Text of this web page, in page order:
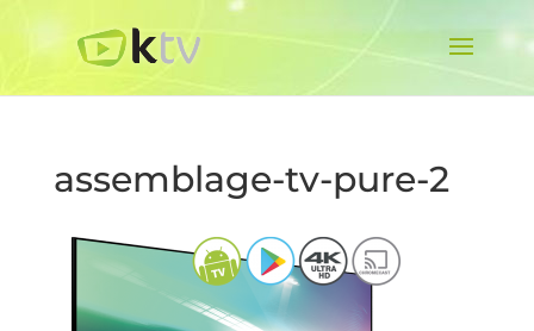
assemblage-tv-pure-2